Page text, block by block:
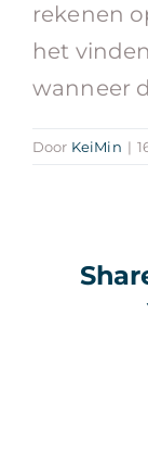
rekenen
het
wanneer
Door KeiMin |